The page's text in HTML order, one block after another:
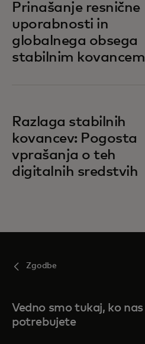
Prinašanje resnične
uporabnosti in
globalnega obsega
stabilnim kovancem
Razlaga stabilnih
kovancev: Pogosta
vprašanja o teh
digitalnih sredstvih
Zgodbe
Vedno smo tukaj, ko nas
potrebujete